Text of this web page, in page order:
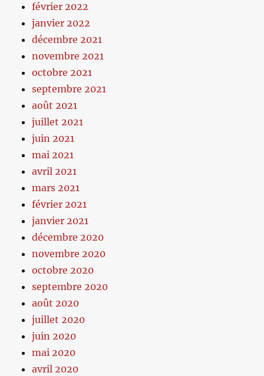
février 2022
janvier 2022
décembre 2021
novembre 2021
octobre 2021
septembre 2021
août 2021
juillet 2021
juin 2021
mai 2021
avril 2021
mars 2021
février 2021
janvier 2021
décembre 2020
novembre 2020
octobre 2020
septembre 2020
août 2020
juillet 2020
juin 2020
mai 2020
avril 2020